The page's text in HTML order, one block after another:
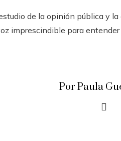
de la opinión pública y
imprescindible para
Por Paula